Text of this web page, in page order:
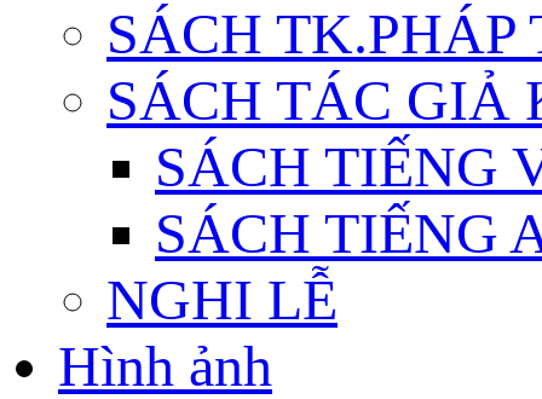
SÁCH TK.PHÁP
SÁCH TÁC GIẢ
SÁCH TIẾNG
SÁCH TIẾNG
NGHI LỄ
Hình ảnh